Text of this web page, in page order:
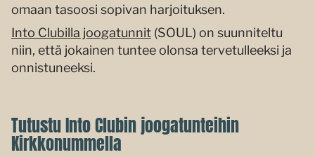
omaan tasoosi sopivan harjoituksen.
Into Clubilla joogatunnit (SOUL) on suunniteltu
niin, että jokainen tuntee olonsa tervetulleeksi ja
onnistuneeksi.
Tutustu Into Clubin joogatunteihin
Kirkkonummella